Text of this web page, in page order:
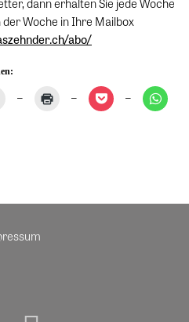
Woche in Ihre Mailbox
abo/